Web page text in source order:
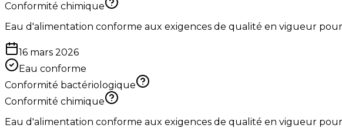
Conformité chimique
Eau d'alimentation conforme aux exigences de qualité en vigueur
16 mars 2026
Eau conforme
Conformité bactériologique
Conformité chimique
Eau d'alimentation conforme aux exigences de qualité en vigueur